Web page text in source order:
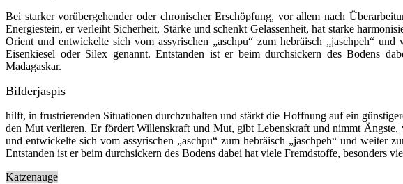
Bei starker vorübergehender oder chronischer Erschöpfung, vor allem nach
Energiestein, er verleiht Sicherheit, Stärke und schenkt Gelassenheit, hat starke
Orient und entwickelte sich vom assyrischen „aschpu“ zum hebräisch „jaschpeh“
Eisenkiesel oder Silex genannt. Entstanden ist er beim durchsi­ckern des Bodens
Madagaskar.
Bilderjaspis
hilft, infrustrierenden Situationen durchzuhalten und stärkt die Hoffnung auf ein
den Mut verlieren. Er fördert Willenskraft und Mut, gibt Lebenskraft und nimmt
und entwickelte sich vom assyrischen „aschpu“ zum hebräisch „jaschpeh“ und weiter
Entstanden ist er beim durchsickern des Bodens da­bei hat viele Fremdstoffe, besonders
Katzenauge